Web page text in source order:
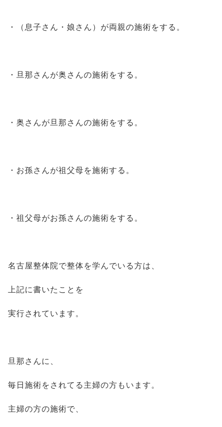
・（息子さん・娘さん）が両親の施術をする。
・旦那さんが奥さんの施術をする。
・奥さんが旦那さんの施術をする。
・お孫さんが祖父母を施術する。
・祖父母がお孫さんの施術をする。
名古屋整体院で整体を学んでいる方は、
上記に書いたことを
実行されています。
旦那さんに、
毎日施術をされてる主婦の方もいます。
主婦の方の施術で、